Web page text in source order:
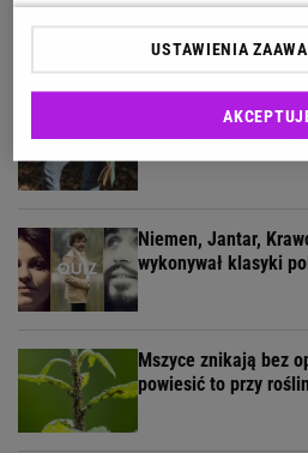
grosze, JYSK też ma
Jeansy, które robią
dyszek, w Zarze
Niemen, Jantar,
wykonywał klasyki
Mszyce znikają bez
powiesić to przy
USTAWIENIA